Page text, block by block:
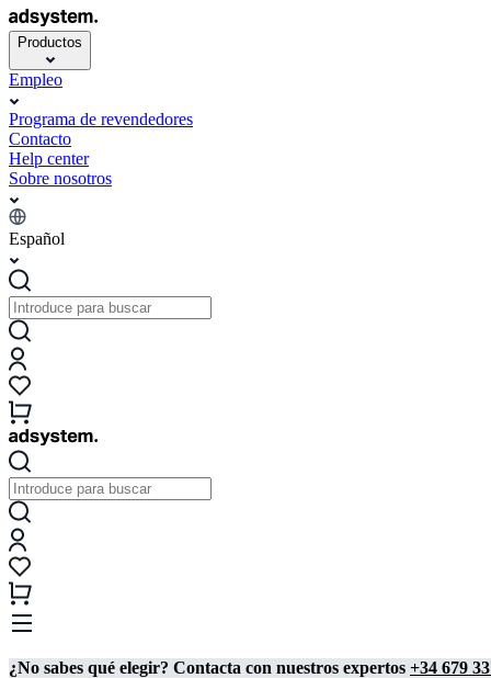
Productos
Empleo
Programa de revendedores
Contacto
Help center
Sobre nosotros
Español
¿No sabes qué elegir? Contacta con nuestros expertos +34 679